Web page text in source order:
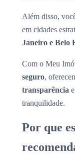
Além disso,
em cidades
Janeiro e Belo
Com o Meu
seguro,
transparência
tranquilidade.
Por que